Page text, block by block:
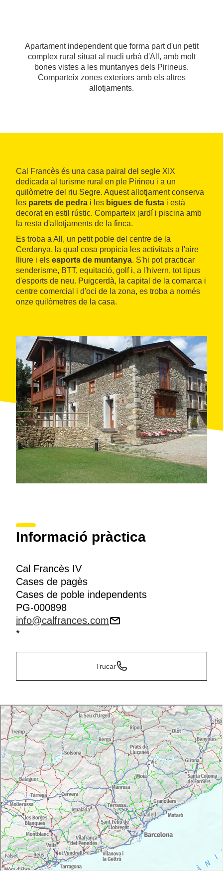
Apartament independent que forma part d'un petit
complex rural situat al nucli urbà d'All, amb molt
bones vistes a les muntanyes dels Pirineus.
Comparteix zones exteriors amb els altres
allotjaments.
Cal Francès és una casa pairal del segle XIX
dedicada al turisme rural en ple Pirineu i a un
quilòmetre del riu Segre. Aquest allotjament conserva
les parets de pedra i les bigues de fusta i està
decorat en estil rústic. Comparteix jardí i piscina amb
la resta d'allotjaments de la finca.
Es troba a All, un petit poble del centre de la
Cerdanya, la qual cosa propicia les activitats a l'aire
lliure i els esports de muntanya. S'hi pot practicar
senderisme, BTT, equitació, golf i, a l'hivern, tot tipus
d'esports de neu. Puigcerdà, la capital de la comarca i
centre comercial i d'oci de la zona, es troba a només
onze quilòmetres de la casa.
Informació pràctica
Cal Francès IV
Cases de pagès
Cases de poble independents
PG-000898
info@calfrances.com
*
Trucar